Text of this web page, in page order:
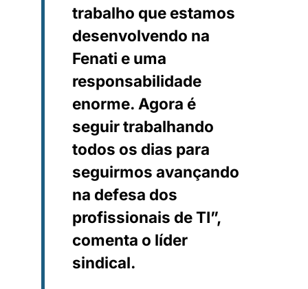
trabalho que estamos
desenvolvendo na
Fenati e uma
responsabilidade
enorme. Agora é
seguir trabalhando
todos os dias para
seguirmos avançando
na defesa dos
profissionais de TI”,
comenta o líder
sindical.